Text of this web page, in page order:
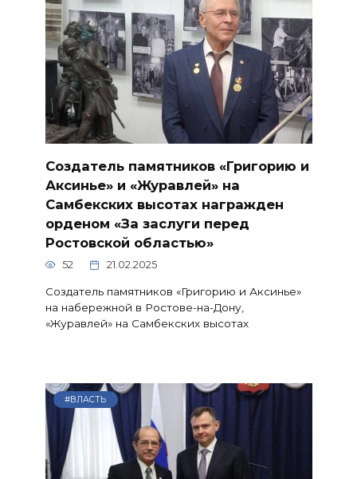
Создатель памятников «Григорию и
Аксинье» и «Журавлей» на
Самбекских высотах награжден
орденом «За заслуги перед
Ростовской областью»
52 21.02.2025
Создатель памятников «Григорию и Аксинье»
на набережной в Ростове-на-Дону,
«Журавлей» на Самбекских высотах
#ВЛАСТЬ